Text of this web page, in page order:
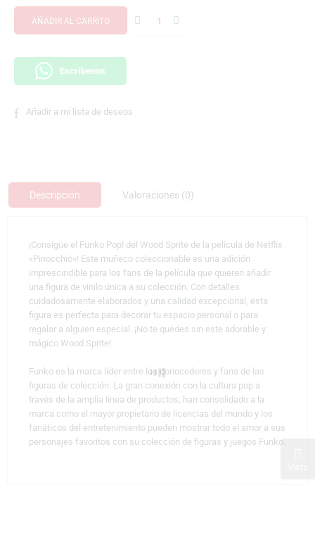
AÑADIR AL CARRITO
Escríbenos
Añadir a mi lista de deseos
Descripción Valoraciones (0)
¡Consigue el Funko Pop! del Wood Sprite de la película de Netflix
«Pinocchio»! Este muñeco coleccionable es una adición
imprescindible para los fans de la película que quieren añadir
una figura de vinilo única a su colección. Con detalles
cuidadosamente elaborados y una calidad excepcional, esta
figura es perfecta para decorar tu espacio personal o para
regalar a alguien especial. ¡No te quedes sin este adorable y
mágico Wood Sprite!
Funko es la marca líder entre los conocedores y fans de las
figuras de colección. La gran conexión con la cultura pop a
través de la amplia línea de productos, han consolidado a la
marca como el mayor propietario de licencias del mundo y los
fanáticos del entretenimiento pueden mostrar todo el amor a sus
personajes favoritos con su colección de figuras y juegos Funko.